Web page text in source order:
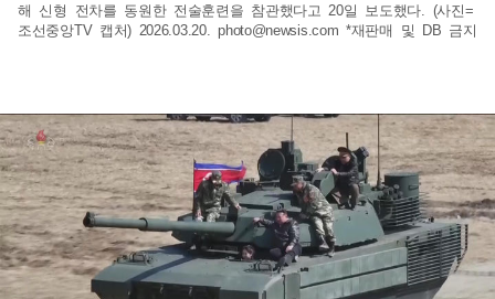
해 신형 전차를 동원한 전술훈련을 참관했다고 20일 보도했다. (사진=
조선중앙TV 캡처) 2026.03.20.photo@newsis.com *재판매 및 DB 금지